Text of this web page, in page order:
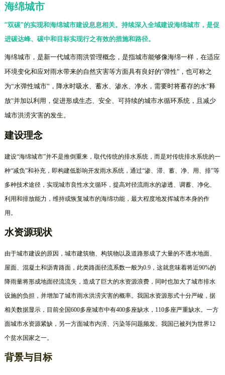
海绵城市
“双碳"的实现和海绵城市建设息息相关。持续深入全域建设海绵城市，是促
进碳达峰、碳中和目标实现行之有效的措施和路径。
海绵城市，是新一代城市雨洪管理概念，是指城市能够像海绵一样，在适应
环境变化和应对雨水带来的自然灾害等方面具有良好的"弹性"，也可称之
为“水弹性城市”，降水时吸水、蓄水、渗水、净水，需要时将蓄存的水"释
放"并加以利用，促进形成生态、安全、可持续的城市水循环系统，且减少
城市洪涝灾害的发生。
建设理念
建设“海绵城市”并不是推倒重来，取代传统的排水系统，而是对传统排水系统的一
种“减负”和补充，即构建低影响开发雨水系统，通过“渗、滞、蓄、净、用、排”等
多种技术途径，实现城市良性水文循环，提高对径流雨水的渗透、调蓄、净化、
利用和排放能力，维持或恢复城市的海绵功能，最大程度地发挥城市本身的作
用。
水资源现状
由于城市建设的原因，城市建筑物、构筑物以及道路形成了大量的不透水地面、
屋面、混凝土和沥青路面，此类路面径流系数一般为0.9，这就意味着将近90%的
降雨量将形成地面径流流失，造成了巨大的水资源浪费，同时也加大了城市排水
设施的负担，并增加了城市雨水洪涝灾害的概率。 我国水资源形式十分严峻，据
相关数据显示，目前全国600多座城市中有400多座缺水， 110多座严重缺水。一方
面城市水资源紧缺，另一方面城市内涝、污染等问题频发。我国已被列为世界12
个贫水国家之一。
背景与目标